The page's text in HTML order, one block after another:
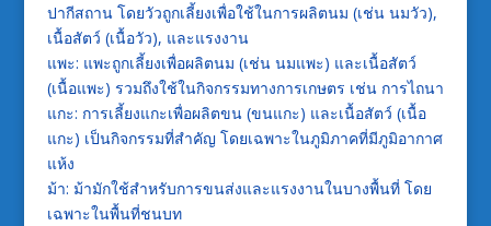
ปากีสถาน โดยวัวถูกเลี้ยงเพื่อใช้ในการผลิตนม (เช่น นมวัว),
เนื้อสัตว์ (เนื้อวัว), และแรงงาน
แพะ: แพะถูกเลี้ยงเพื่อผลิตนม (เช่น นมแพะ) และเนื้อสัตว์
(เนื้อแพะ) รวมถึงใช้ในกิจกรรมทางการเกษตร เช่น การไถนา
แกะ: การเลี้ยงแกะเพื่อผลิตขน (ขนแกะ) และเนื้อสัตว์ (เนื้อ
แกะ) เป็นกิจกรรมที่สำคัญ โดยเฉพาะในภูมิภาคที่มีภูมิอากาศ
แห้ง
ม้า: ม้ามักใช้สำหรับการขนส่งและแรงงานในบางพื้นที่ โดย
เฉพาะในพื้นที่ชนบท